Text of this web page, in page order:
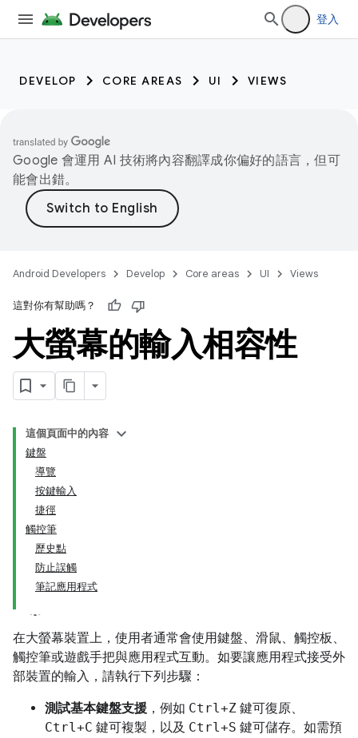
登入
DEVELOP CORE AREAS UI VIEWS
Google 會運用 AI 技術將內容翻譯成你偏好的語言，但可
能會出錯。
Android Developers Develop Core areas UI Views
這對你有幫助嗎？
大螢幕的輸入相容性
這個頁面中的內容
鍵盤
導覽
按鍵輸入
捷徑
觸控筆
歷史點
防止誤觸
筆記應用程式
在大螢幕裝置上，使用者通常會使用鍵盤、滑鼠、觸控板、
觸控筆或遊戲手把與應用程式互動。如要讓應用程式接受外
部裝置的輸入，請執行下列步驟：
測試基本鍵盤支援 ，例如 Ctrl+Z 鍵可復原、
Ctrl+C 鍵可複製，以及 Ctrl+S 鍵可儲存。如需預